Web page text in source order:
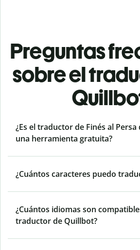
Preguntas
sobre el
¿Es el traductor de Finés al
una herramienta gratuita?
¿Cuántos caracteres puedo
¿Cuántos idiomas son
traductor de Quillbot?